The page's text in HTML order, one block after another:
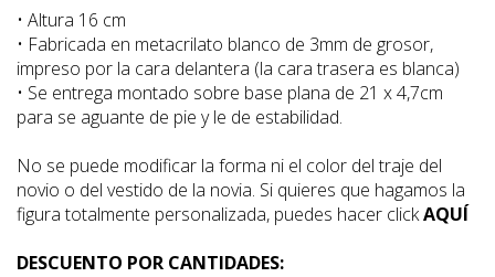
• Altura 16 cm
• Fabricada en metacrilato blanco de 3mm de grosor,
impreso por la cara delantera (la cara trasera es blanca)
• Se entrega montado sobre base plana de 21 x 4,7cm
para se aguante de pie y le de estabilidad.
No se puede modificar la forma ni el color del traje del
novio o del vestido de la novia. Si quieres que hagamos la
figura totalmente personalizada, puedes hacer clickAQUÍ
DESCUENTO POR CANTIDADES: